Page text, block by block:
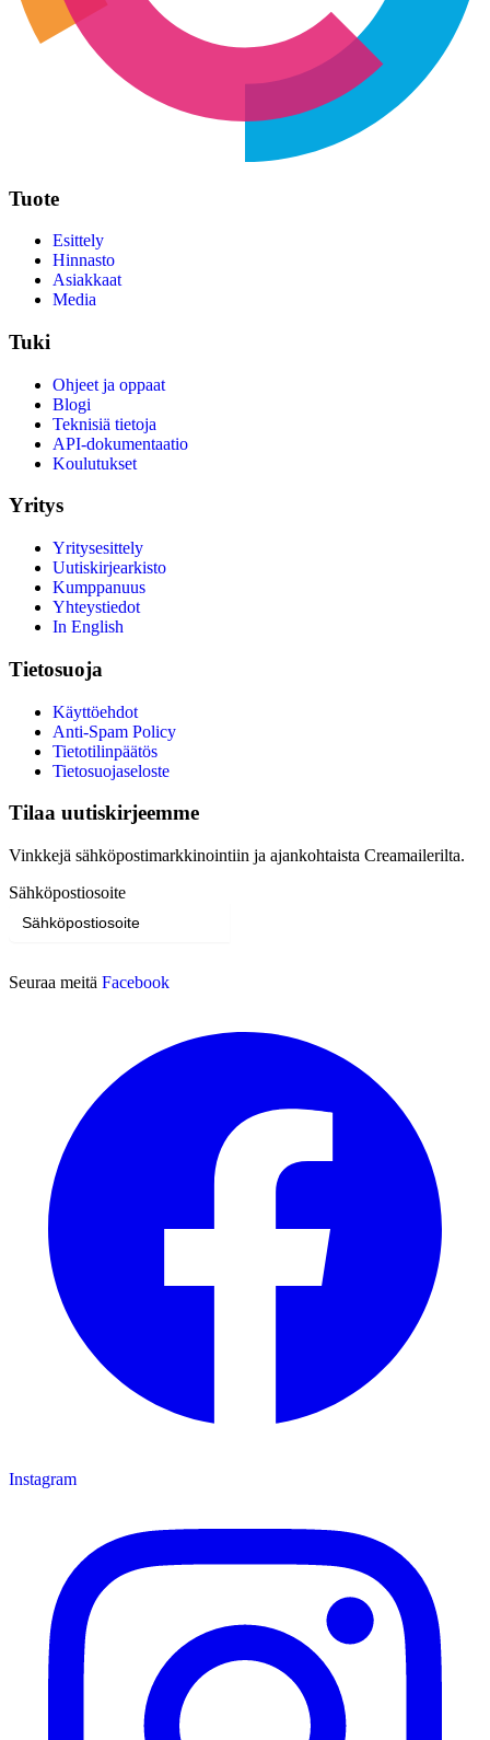
Tuote
Esittely
Hinnasto
Asiakkaat
Media
Tuki
Ohjeet ja oppaat
Blogi
Teknisiä tietoja
API-dokumentaatio
Koulutukset
Yritys
Yritysesittely
Uutiskirjearkisto
Kumppanuus
Yhteystiedot
In English
Tietosuoja
Käyttöehdot
Anti-Spam Policy
Tietotilinpäätös
Tietosuojaseloste
Tilaa uutiskirjeemme
Vinkkejä sähköpostimarkkinointiin ja ajankohtaista Creamailerilta.
Sähköpostiosoite
Seuraa meitä Facebook
Instagram